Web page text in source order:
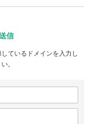
信
ているドメインを入力し
。